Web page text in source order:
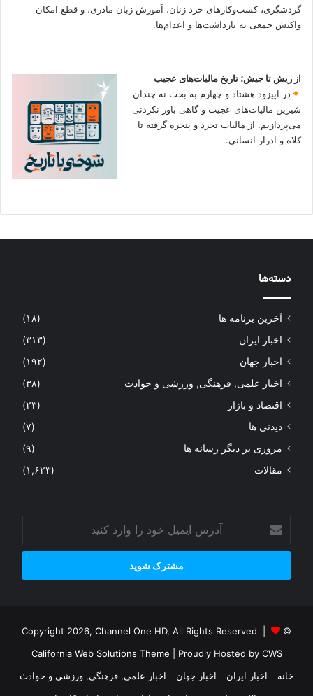
گردشگری، کسب‌وکارهای خرد زنان، آموزش زبان مادری، و قطع امکان
واکنش جمعی به بازداشت‌ها و اعدام‌ها.
از ریش تا جیش؛ تاریخ مالیات‌های عجیب
در اپیزود هشتاد و چهارم به بحث نه چندان
شیرین مالیات‌های عجیب و گاهی باور نکردنی‌
می‌پردازیم. از مالیات تجرد و پنجره گرفته تا
کلاه و ادرار انسانی.
دسته‌ها
آخرین برنامه ها
(۱۸)
اخبار ایران
(۳۱۳)
اخبار جهان
(۱۹۲)
اخبار علمی, فرهنگی, ورزشی و حوادث
(۳۸)
اقتصاد و بازار
(۲۳)
دیدنی ها
(۷)
مروری بر دیگر رسانه ها
(۹)
مقالات
(۱,۶۲۳)
ایمیل
خود
وارد
© Copyright 2026, Channel One HD, All Rights Reserved |
California Web Solutions Theme | Proudly Hosted by CWS
خانه
اخبار ایران اخبار جهان
اخبار علمی, فرهنگی, ورزشی و حوادث